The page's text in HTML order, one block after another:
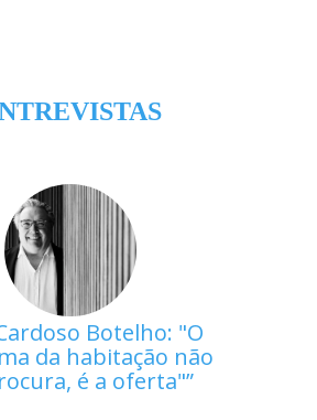
Botelho: "O
da habitação não
é a oferta"